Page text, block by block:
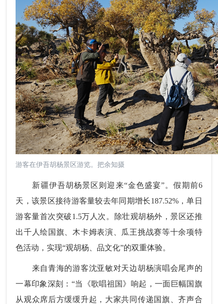
游客在伊吾胡杨景区游览。把余知摄
新疆伊吾胡杨景区则迎来“金色盛宴”。假期前6
天，该景区接待游客量较去年同期增长187.52%，单日
游客量首次突破1.5万人次。除壮观胡杨外，景区还推
出千人绘国旗、木卡姆表演、瓜王挑战赛等十余项特
色活动，实现“观胡杨、品文化”的双重体验。
来自青海的游客沈亚敏对天边胡杨演唱会尾声的
一幕印象深刻：“当《歌唱祖国》响起，一面巨幅国旗
从观众席后方缓缓升起，大家共同传递国旗、齐声合